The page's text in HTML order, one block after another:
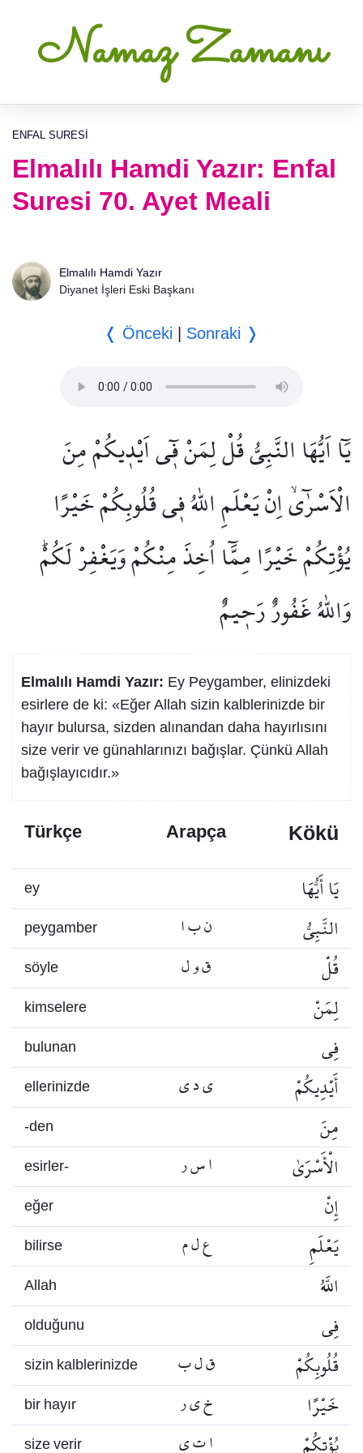
Namaz Zamanı
ENFAL SURESI
Elmalılı Hamdi Yazır: Enfal
Suresi 70. Ayet Meali
Elmalılı Hamdi Yazır
Diyanet İşleri Eski Başkanı
❬ Önceki Sonraki ❭
يَٓا اَيُّهَا النَّبِيُّ قُلْ لِمَنْ ف۪ٓي اَيْد۪يكُمْ مِنَ
الْاَسْرٰٓىۙ اِنْ يَعْلَمِ اللّٰهُ ف۪ي قُلُوبِكُمْ خَيْرًا
يُؤْتِكُمْ خَيْرًا مِمَّٓا اُخِذَ مِنْكُمْ وَيَغْفِرْ لَكُمْۜ
وَاللّٰهُ غَفُورٌ رَح۪يمٌ
Elmalılı Hamdi Yazır: Ey Peygamber, elinizdeki
esirlere de ki: «Eğer Allah sizin kalblerinizde bir
hayır bulursa, sizden alınandan daha hayırlısını
size verir ve günahlarınızı bağışlar. Çünkü Allah
bağışlayıcıdır.»
Türkçe Arapça Kökü
ey يَا أَيُّهَا
peygamber ن ب ا النَّبِيُّ
söyle ق و ل قُلْ
kimselere لِمَنْ
bulunan فِي
ellerinizde ي د ي أَيْدِيكُمْ
-den مِنَ
esirler- ا س ر الْأَسْرَىٰ
eğer إِنْ
bilirse ع ل م يَعْلَمِ
Allah اللَّهُ
olduğunu فِي
sizin kalblerinizde ق ل ب قُلُوبِكُمْ
bir hayır خ ي ر خَيْرًا
size verir ا ت ي يُؤْتِكُمْ